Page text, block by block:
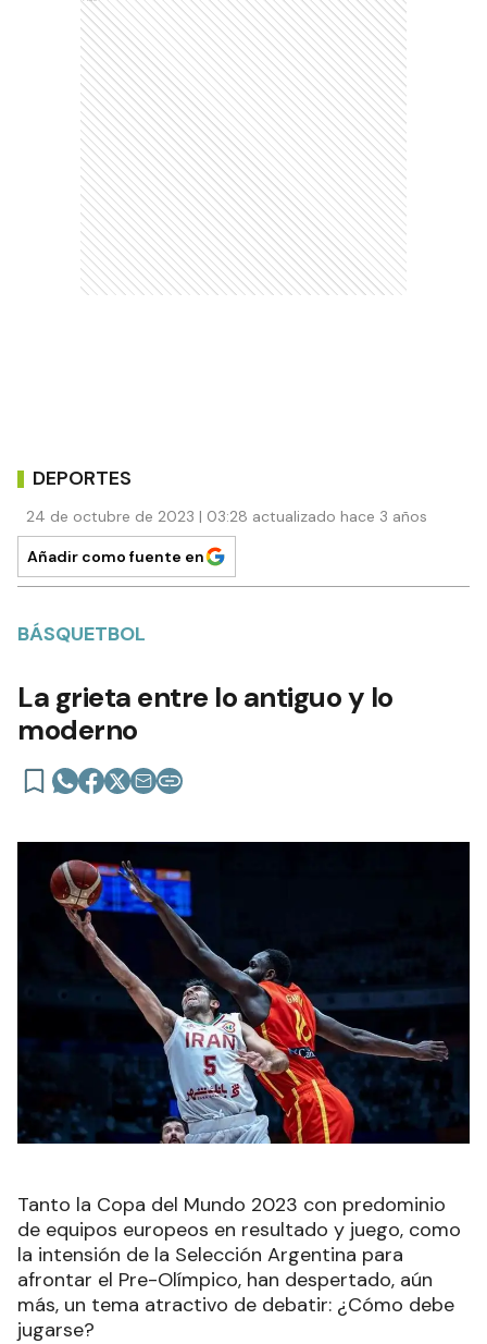
DEPORTES
24 de octubre de 2023 | 03:28 actualizado hace 3 años
Añadir como fuente en
BÁSQUETBOL
La grieta entre lo antiguo y lo
moderno
Tanto la Copa del Mundo 2023 con predominio
de equipos europeos en resultado y juego, como
la intensión de la Selección Argentina para
afrontar el Pre-Olímpico, han despertado, aún
más, un tema atractivo de debatir: ¿Cómo debe
jugarse?